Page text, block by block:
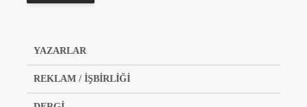
YAZARLAR
REKLAM / İŞBİRLİĞİ